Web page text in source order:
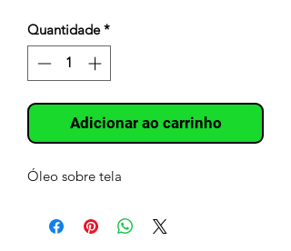
Quantidade *
Adicionar ao carrinho
Óleo sobre tela